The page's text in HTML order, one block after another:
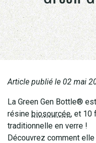
Article publié le 02 mai
La Green Gen Bottle®
résine biosourcée, et 10
traditionnelle en verre !
Découvrez comment